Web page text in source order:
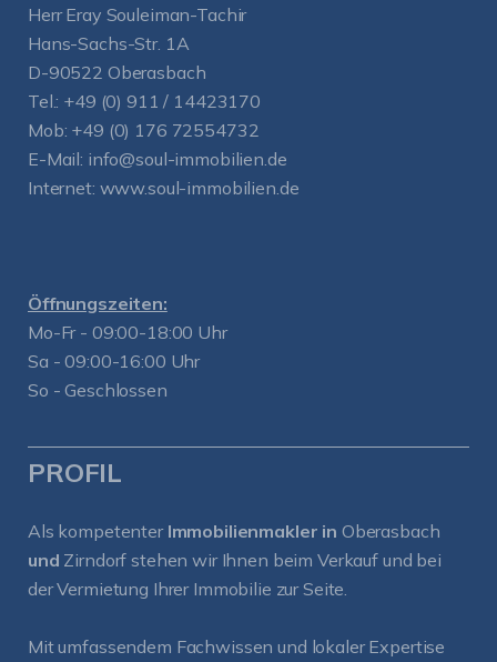
Herr Eray Souleiman-Tachir
Hans-Sachs-Str. 1A
D-90522 Oberasbach
Tel.: +49 (0) 911 / 14423170
Mob: +49 (0) 176 72554732
E-Mail: info@soul-immobilien.de
Internet: www.soul-immobilien.de
Öffnungszeiten:
Mo-Fr - 09:00-18:00 Uhr
Sa - 09:00-16:00 Uhr
So - Geschlossen
PROFIL
Als kompetenter Immobilienmakler in Oberasbach
und Zirndorf stehen wir Ihnen beim Verkauf und bei
der Vermietung Ihrer Immobilie zur Seite.
Mit umfassendem Fachwissen und lokaler Expertise